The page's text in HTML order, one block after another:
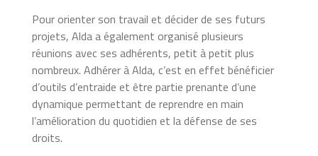
Pour orienter son travail et décider de ses futurs
projets, Alda a également organisé plusieurs
réunions avec ses adhérents, petit à petit plus
nombreux. Adhérer à Alda, c’est en effet bénéficier
d’outils d’entraide et être partie prenante d’une
dynamique permettant de reprendre en main
l’amélioration du quotidien et la défense de ses
droits.